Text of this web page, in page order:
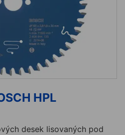
HPL
desek lisovaných pod